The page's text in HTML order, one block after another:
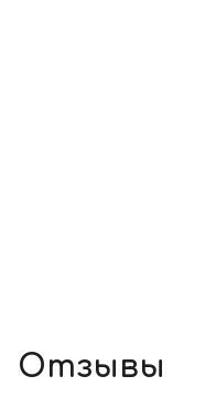
Отзывы